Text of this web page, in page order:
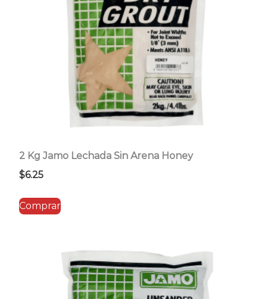
2 Kg Jamo Lechada Sin Arena Honey
$6.25
Comprar